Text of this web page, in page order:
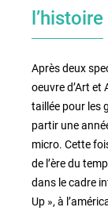
l’histoire
Après deux
oeuvre d’Art et
taillée pour les
partir une
micro. Cette
de l’ère du
dans le cadre
Up », à